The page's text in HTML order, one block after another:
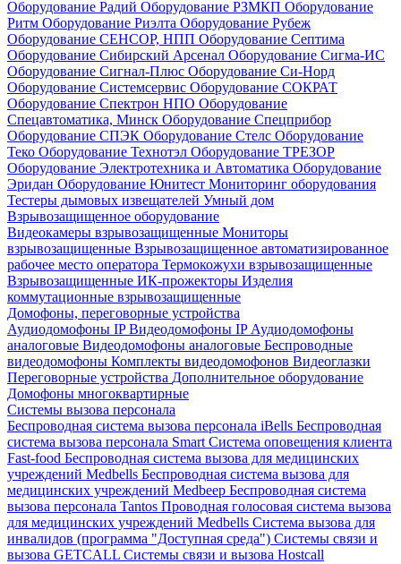
Оборудование Радий Оборудование РЗМКП Оборудование
Ритм Оборудование Риэлта Оборудование Рубеж
Оборудование СЕНСОР, НПП Оборудование Септима
Оборудование Сибирский Арсенал Оборудование Сигма-ИС
Оборудование Сигнал-Плюс Оборудование Си-Норд
Оборудование Системсервис Оборудование СОКРАТ
Оборудование Спектрон НПО Оборудование
Спецавтоматика, Минск Оборудование Спецприбор
Оборудование СПЭК Оборудование Стелс Оборудование
Теко Оборудование Технотэл Оборудование ТРЕЗОР
Оборудование Электротехника и Автоматика Оборудование
Эридан Оборудование Юнитест Мониторинг оборудования
Тестеры дымовых извещателей Умный дом
Взрывозащищенное оборудование
Видеокамеры взрывозащищенные Мониторы
взрывозащищенные Взрывозащищенное автоматизированное
рабочее место оператора Термокожухи взрывозащищенные
Взрывозащищенные ИК-прожекторы Изделия
коммутационные взрывозащищенные
Домофоны, переговорные устройства
Аудиодомофоны IPВидеодомофоны IP Аудиодомофоны
аналоговые Видеодомофоны аналоговые Беспроводные
видеодомофоны Комплекты видеодомофонов Видеоглазки
Переговорные устройства Дополнительное оборудование
Домофоны многоквартирные
Системы вызова персонала
Беспроводная система вызова персонала iBells Беспроводная
система вызова персонала Smart Система оповещения клиента
Fast-food Беспроводная система вызова для медицинских
учреждений Medbells Беспроводная система вызова для
медицинских учреждений Medbeep Беспроводная система
вызова персонала Tantos Проводная голосовая система вызова
для медицинских учреждений Medbells Система вызова для
инвалидов (программа "Доступная среда") Системы связи и
вызова GETCALL Системы связи и вызова Hostcall